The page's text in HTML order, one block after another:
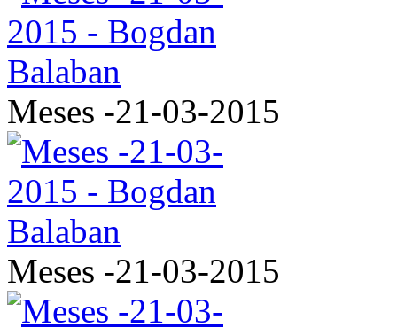
Meses -21-03-2015
Meses -21-03-2015